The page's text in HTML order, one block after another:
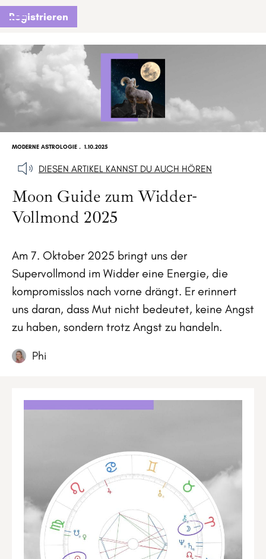
Registrieren
MODERNE ASTROLOGIE . 1.10.2025
DIESEN ARTIKEL KANNST DU AUCH HÖREN
Moon Guide zum Widder-
Vollmond 2025
Am 7. Oktober 2025 bringt uns der
Supervollmond im Widder eine Energie, die
kompromisslos nach vorne drängt. Er erinnert
uns daran, dass Mut nicht bedeutet, keine Angst
zu haben, sondern trotz Angst zu handeln.
Phi